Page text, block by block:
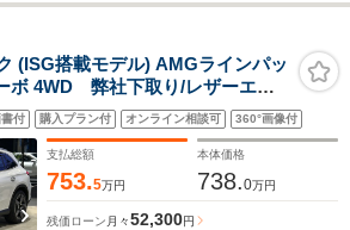
(ISG搭載モデル) AMGラインパッ
ボ 4WD 弊社下取り/レザーエク
ーズP/電動シート(メモリ付)/アン
正ドライブレコーダー(前後)/オ
ップディスプレイ/リアアクスル/
付 購入プラン付 オンライン相談可 360°画像付
支払総額
753.5万円
本体価格
738.0万円
残価ローン 月々52,300円